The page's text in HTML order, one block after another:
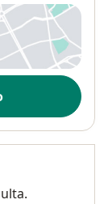
separador